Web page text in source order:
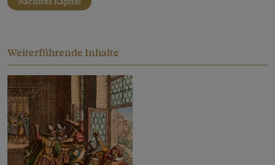
Weiterführende Inhalte